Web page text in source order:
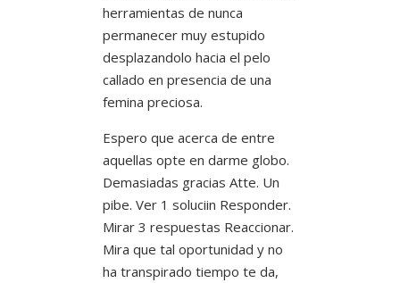
herramientas de nunca
permanecer muy estupido
desplazandolo hacia el pelo
callado en presencia de una
femina preciosa.
Espero que acerca de entre
aquellas opte en darme globo.
Demasiadas gracias Atte. Un
pibe. Ver 1 soluciin Responder.
Mirar 3 respuestas Reaccionar.
Mira que tal oportunidad y no
ha transpirado tiempo te da,